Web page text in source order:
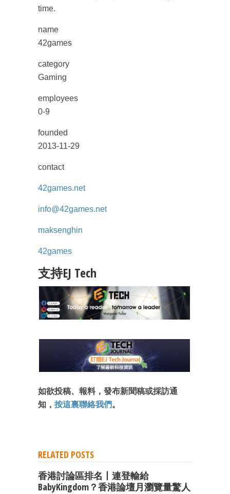
time.
name
42games
category
Gaming
employees
0-9
founded
2013-11-29
contact
42games.net
info@42games.net
maksenghin
42games
支持EJ Tech
如欲投稿、報料，發布新聞稿或採訪通
知， 按這裏聯絡我們。
RELATED POSTS
香港討論區排名丨連登輸給
BabyKingdom？香港論壇月瀏覽量驚人
最新資訊（附創業懶人包）
箱！